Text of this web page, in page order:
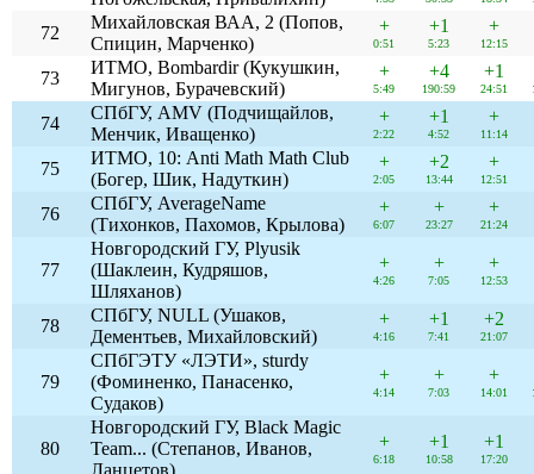
72
Михайловская ВАА, 2 (Попов,
Спицин, Марченко)
+
0:51
+1
5:23
+
12:15
73
ИТМО, Bombardir (Кукушкин,
Мигунов, Бурачевский)
+
5:49
+4
190:59
+1
24:51
74
СПбГУ, AMV (Подчищайлов,
Менчик, Иващенко)
+
2:22
+1
4:52
+
11:14
75
ИТМО, 10: Anti Math Math Club
(Богер, Шик, Надуткин)
+
2:05
+2
13:44
+
12:51
76
СПбГУ, AverageName
(Тихонков, Пахомов, Крылова)
+
6:07
+
23:27
+
21:24
77
Новгородский ГУ, Plyusik
(Шаклеин, Кудряшов,
Шляханов)
+
4:26
+
7:05
+
12:53
78
СПбГУ, NULL (Ушаков,
Дементьев, Михайловский)
+
4:16
+1
7:41
+2
21:07
79
СПбГЭТУ «ЛЭТИ», sturdy
(Фоминенко, Панасенко,
Судаков)
+
4:14
+
7:03
+
14:01
80
Новгородский ГУ, Black Magic
Team... (Степанов, Иванов,
Ланцетов)
+
6:18
+1
10:58
+1
17:20